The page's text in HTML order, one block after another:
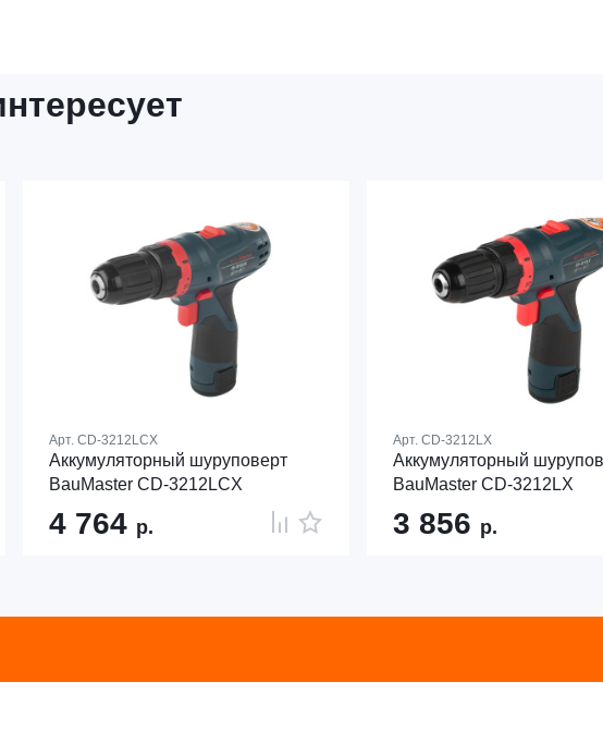
Арт.CD-3212LCX
Аккумуляторный шуруповерт
BauMaster CD-3212LCX
4 764 р.
Арт. CD-3212LX
Аккумуляторный
BauMaster CD-3212LX
3 856 р.